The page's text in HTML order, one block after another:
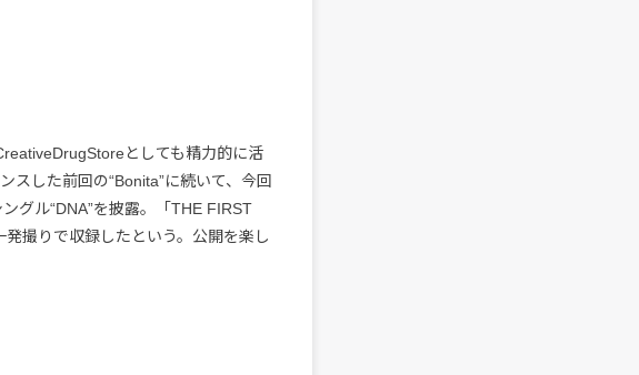
としても精力的に活
スした前回の“Bonita”に続いて、今回
グル“DNA”を披露。「THE FIRST
撮りで収録したという。公開を楽し